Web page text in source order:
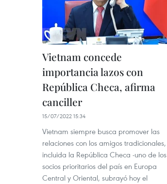
Vietnam concede
importancia lazos con
República Checa, afirma
canciller
15/07/2022 15:34
Vietnam siempre busca promover las
relaciones con los amigos tradicionales,
incluida la República Checa -uno de los
socios prioritarios del país en Europa
Central y Oriental, subrayó hoy el